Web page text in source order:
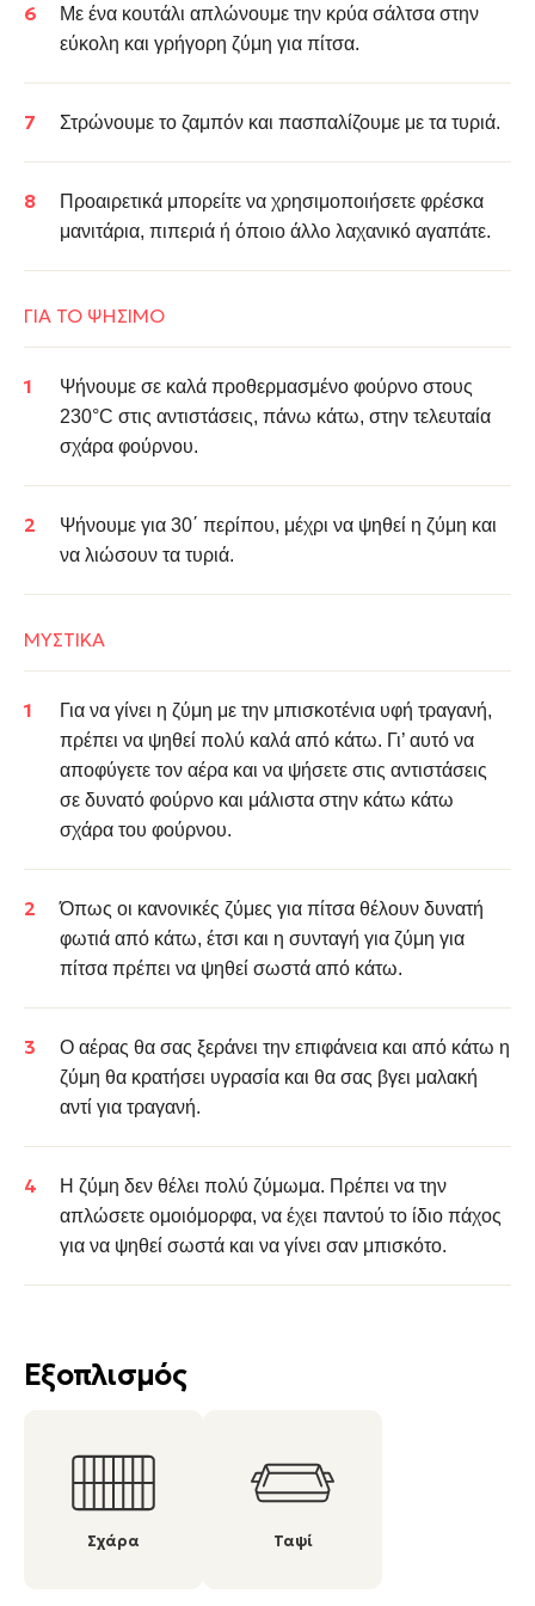
Εξοπλισμός
Σχάρα Ταψί
Με ένα κουτάλι απλώνουμε την κρύα σάλτσα στην
εύκολη και γρήγορη ζύμη για πίτσα.
Στρώνουμε το ζαμπόν και πασπαλίζουμε με τα τυριά.
Προαιρετικά μπορείτε να χρησιμοποιήσετε φρέσκα
μανιτάρια, πιπεριά ή όποιο άλλο λαχανικό αγαπάτε.
ΓΙΑ ΤΟ ΨΗΣΙΜΟ
Ψήνουμε σε καλά προθερμασμένο φούρνο στους
230°C στις αντιστάσεις, πάνω κάτω, στην τελευταία
σχάρα φούρνου.
Ψήνουμε για 30΄ περίπου, μέχρι να ψηθεί η ζύμη και
να λιώσουν τα τυριά.
ΜΥΣΤΙΚΑ
Για να γίνει η ζύμη με την μπισκοτένια υφή τραγανή,
πρέπει να ψηθεί πολύ καλά από κάτω. Γι’ αυτό να
αποφύγετε τον αέρα και να ψήσετε στις αντιστάσεις
σε δυνατό φούρνο και μάλιστα στην κάτω κάτω
σχάρα του φούρνου.
Όπως οι κανονικές ζύμες για πίτσα θέλουν δυνατή
φωτιά από κάτω, έτσι και η συνταγή για ζύμη για
πίτσα πρέπει να ψηθεί σωστά από κάτω.
Ο αέρας θα σας ξεράνει την επιφάνεια και από κάτω η
ζύμη θα κρατήσει υγρασία και θα σας βγει μαλακή
αντί για τραγανή.
Η ζύμη δεν θέλει πολύ ζύμωμα. Πρέπει να την
απλώσετε ομοιόμορφα, να έχει παντού το ίδιο πάχος
για να ψηθεί σωστά και να γίνει σαν μπισκότο.